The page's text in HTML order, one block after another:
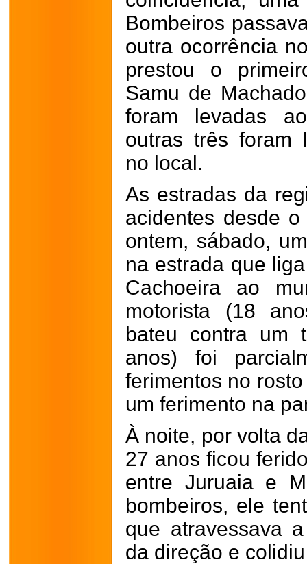
Bombeiros
outra ocorrência
prestou o
Samu de
foram levadas
outras três foram
no local.
As estradas da
acidentes desde
ontem, sábado,
na estrada que
Cachoeira ao
motorista (18
bateu contra um
anos) foi
ferimentos no
um ferimento na
À noite, por volta
27 anos ficou
entre Juruaia e
bombeiros, ele
que atravessava
da direção e